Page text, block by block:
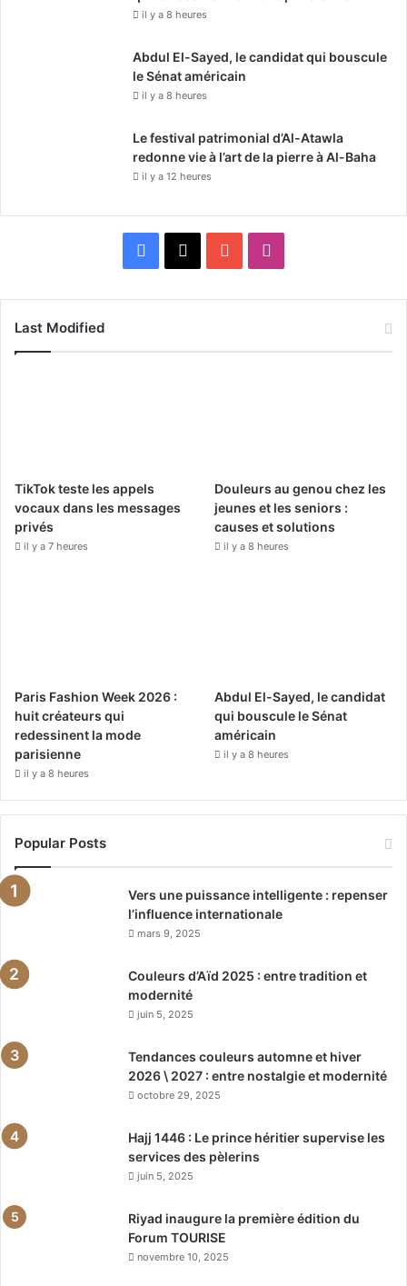
il y a 8 heures
Abdul El-Sayed, le candidat qui bouscule
le Sénat américain
il y a 8 heures
Le festival patrimonial d’Al-Atawla
redonne vie à l’art de la pierre à Al-Baha
il y a 12 heures
e
k
T
t
a
m
Last Modified
TikTok teste les appels
vocaux dans les messages
privés
il y a 7 heures
Douleurs au genou chez les
jeunes et les seniors :
causes et solutions
il y a 8 heures
Paris Fashion Week 2026 :
huit créateurs qui
redessinent la mode
parisienne
il y a 8 heures
Abdul El-Sayed, le candidat
qui bouscule le Sénat
américain
il y a 8 heures
Popular Posts
Vers une puissance intelligente : repenser
l’influence internationale
mars 9, 2025
Couleurs d’Aïd 2025 : entre tradition et
modernité
juin 5, 2025
Tendances couleurs automne et hiver
2026 \ 2027 : entre nostalgie et modernité
octobre 29, 2025
Hajj 1446 : Le prince héritier supervise les
services des pèlerins
juin 5, 2025
Riyad inaugure la première édition du
Forum TOURISE
novembre 10, 2025